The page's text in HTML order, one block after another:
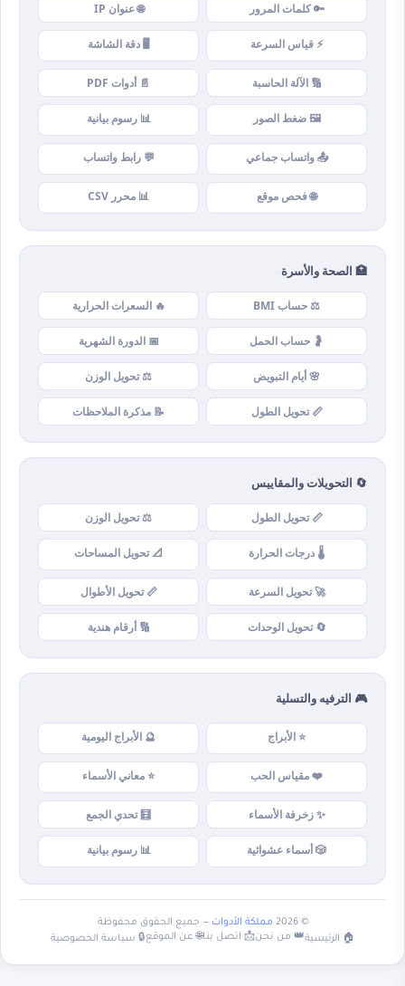
🔑 كلمات المرور 🌐 عنوان IP
⚡ قياس السرعة 🖥️ دقة الشاشة
🔢 الآلة الحاسبة 📄 أدوات PDF
🖼️ ضغط الصور 📊 رسوم بيانية
📤 واتساب جماعي 💬 رابط واتساب
🌐 فحص موقع 📊 محرر CSV
🏥 الصحة والأسرة
⚖️ حساب BMI 🔥 السعرات الحرارية
🤰 حساب الحمل 📅 الدورة الشهرية
🌸 أيام التبويض ⚖️ تحويل الوزن
📏 تحويل الطول 📝 مذكرة الملاحظات
🔄 التحويلات والمقاييس
📏 تحويل الطول ⚖️ تحويل الوزن
🌡️ درجات الحرارة 📐 تحويل المساحات
🚀 تحويل السرعة 📏 تحويل الأطوال
🔄 تحويل الوحدات 🔢 أرقام هندية
🎮 الترفيه والتسلية
⭐ الأبراج 🔮 الأبراج اليومية
❤️ مقياس الحب ⭐ معاني الأسماء
✨ زخرفة الأسماء 🧮 تحدي الجمع
🎲 أسماء عشوائية 📊 رسوم بيانية
© 2026 مملكة الأدوات — جميع الحقوق محفوظة
🏠 الرئيسية👑 من نحن📩 اتصل بنا🌐 عن الموقع🔒 سياسة الخصوصية